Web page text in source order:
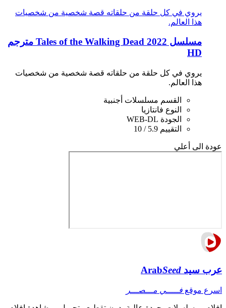
يروي في كل حلقة من حلقاته قصة شخصية من شخصيات
هذا العالم.
مسلسل Tales of the Walking Dead 2022 مترجم
HD
يروي في كل حلقة من حلقاته قصة شخصية من شخصيات
هذا العالم.
القسم مسلسلات أجنبية
النوع فانتازيا
الجودة WEB-DL
التقييم 5.9 / 10
عودة الى أعلي
عرب سيد ArabSeed
اسرع موقع فـــــي مـــصـــر